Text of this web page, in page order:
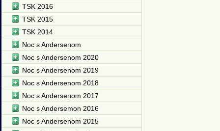
TSK 2016
TSK 2015
TSK 2014
Noc s Andersenom
Noc s Andersenom 2020
Noc s Andersenom 2019
Noc s Andersenom 2018
Noc s Andersenom 2017
Noc s Andersemon 2016
Noc s Andersenom 2015